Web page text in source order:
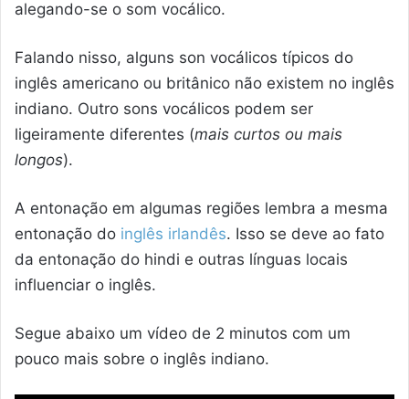
alegando-se o som vocálico.
Falando nisso, alguns son vocálicos típicos do
inglês americano ou britânico não existem no inglês
indiano. Outro sons vocálicos podem ser
ligeiramente diferentes (mais curtos ou mais
longos).
A entonação em algumas regiões lembra a mesma
entonação do inglês irlandês. Isso se deve ao fato
da entonação do hindi e outras línguas locais
influenciar o inglês.
Segue abaixo um vídeo de 2 minutos com um
pouco mais sobre o inglês indiano.